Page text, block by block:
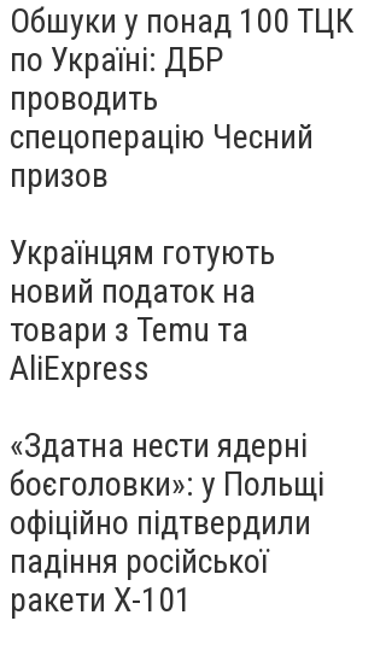
Обшуки у понад 100 ТЦК
по Україні: ДБР
проводить
спецоперацію Чесний
призов
Українцям готують
новий податок на
товари з Temu та
AliExpress
«Здатна нести ядерні
боєголовки»: у Польщі
офіційно підтвердили
падіння російської
ракети Х-101